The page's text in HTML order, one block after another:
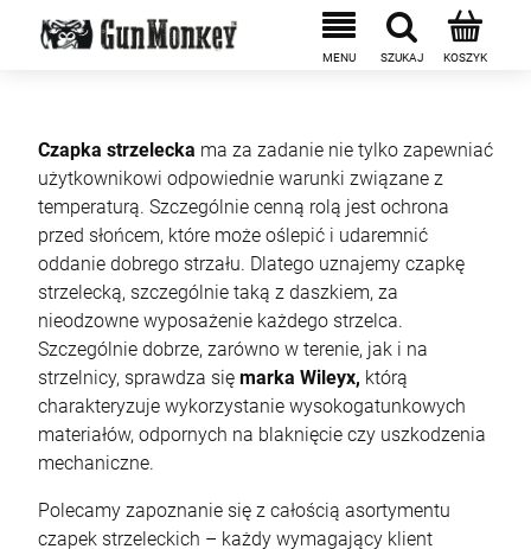
Czapka strzelecka ma za zadanie nie tylko zapewniać
użytkownikowi odpowiednie warunki związane z
temperaturą. Szczególnie cenną rolą jest ochrona
przed słońcem, które może oślepić i udaremnić
oddanie dobrego strzału. Dlatego uznajemy czapkę
strzelecką, szczególnie taką z daszkiem, za
nieodzowne wyposażenie każdego strzelca.
Szczególnie dobrze, zarówno w terenie, jak i na
strzelnicy, sprawdza się marka Wileyx, którą
charakteryzuje wykorzystanie wysokogatunkowych
materiałów, odpornych na blaknięcie czy uszkodzenia
mechaniczne.
Polecamy zapoznanie się z całością asortymentu
czapek strzeleckich – każdy wymagający klient